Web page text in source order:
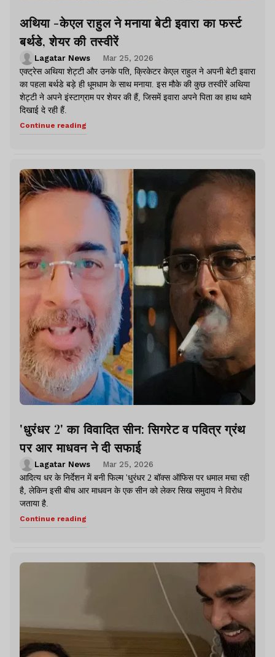
अथिया -केएल राहुल ने मनाया बेटी इवारा का फर्स्ट
बर्थडे, शेयर की तस्वीरें
Lagatar News
Mar 25, 2026
एक्ट्रेस अथिया शेट्टी और उनके पति, क्रिकेटर केएल राहुल ने अपनी बेटी इवारा
का पहला बर्थडे बड़े ही धूमधाम के साथ मनाया. इस मौके की कुछ तस्वीरें अथिया
शेट्टी ने अपने इंस्टाग्राम पर शेयर की हैं, जिसमें इवारा अपने पिता का हाथ थामे
दिखाई दे रही हैं.
Continue reading
'धुरंधर 2' का विवादित सीन: सिगरेट व पवित्र ग्रंथ
पर आर माधवन ने दी सफाई
Lagatar News
Mar 25, 2026
आदित्य धर के निर्देशन में बनी फिल्म 'धुरंधर 2 बॉक्स ऑफिस पर धमाल मचा रही
है, लेकिन इसी बीच आर माधवन के एक सीन को लेकर सिख समुदाय ने विरोध
जताया है.
Continue reading